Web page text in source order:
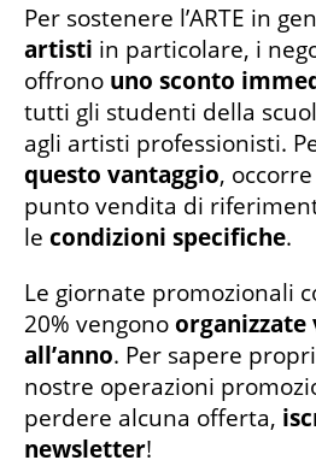
Per sostenere l’ARTE in
artisti in particolare, i
offrono uno sconto
tutti gli studenti della
agli artisti professionisti.
questo vantaggio,
punto vendita di
le condizioni specifiche.
Le giornate promozionali
20% vengono
all’anno. Per sapere
nostre operazioni
perdere alcuna offerta,
newsletter!